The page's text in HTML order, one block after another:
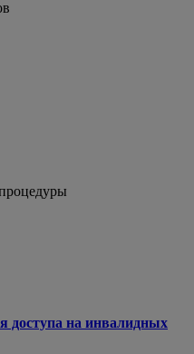
доступа на инвалидных